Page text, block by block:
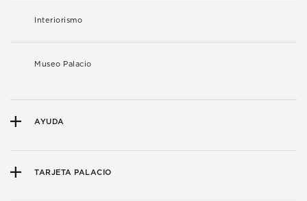
Interiorismo
Museo Palacio
AYUDA
TARJETA PALACIO